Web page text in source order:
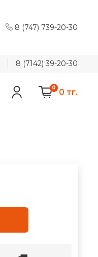
8 (747) 739-20-30
8 (7142) 39-20-30
0 0 тг.